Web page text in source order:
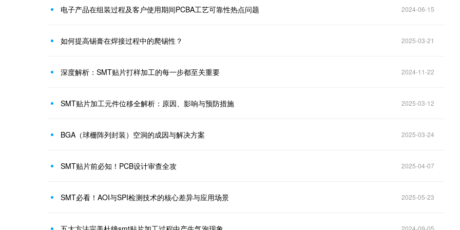
电子产品在组装过程及客户使用期间PCBA工艺可靠性热点问题 2024-06-15
如何提高锡膏在焊接过程中的爬锡性？ 2025-03-21
深度解析：SMT贴片打样加工的每一步都至关重要 2024-11-22
SMT贴片加工元件位移全解析：原因、影响与预防措施 2025-03-12
BGA（球栅阵列封装）空洞的成因与解决方案 2025-03-24
SMT贴片前必知！PCB设计审查全攻 2025-04-07
SMT必看！AOI与SPI检测技术的核心差异与应用场景 2025-05-23
2024-09-05